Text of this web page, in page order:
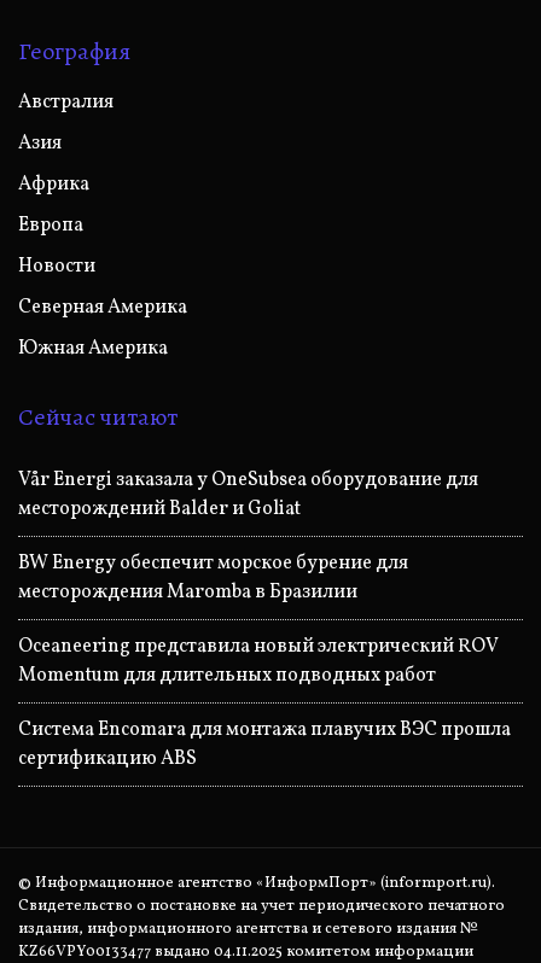
География
Австралия
Азия
Африка
Европа
Новости
Северная Америка
Южная Америка
Сейчас читают
Vår Energi заказала у OneSubsea оборудование для
месторождений Balder и Goliat
BW Energy обеспечит морское бурение для
месторождения Maromba в Бразилии
Oceaneering представила новый электрический ROV
Momentum для длительных подводных работ
Система Encomara для монтажа плавучих ВЭС прошла
сертификацию ABS
© Информационное агентство «ИнформПорт» (informport.ru).
Свидетельство о постановке на учет периодического печатного
издания, информационного агентства и сетевого издания №
KZ66VPY00133477 выдано 04.11.2025 комитетом информации